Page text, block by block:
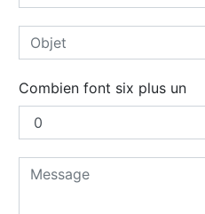
Combien font six plus un